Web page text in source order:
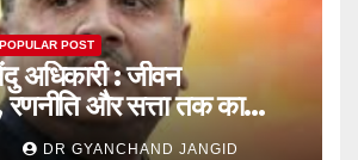
POPULAR POST
अधिकारी : जीवन
रणनीति और सत्ता तक का
DR GYANCHAND JANGID